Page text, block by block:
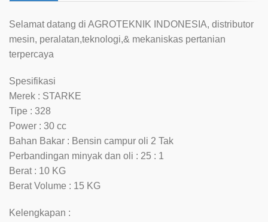
Selamat datang di AGROTEKNIK INDONESIA, distributor
mesin, peralatan,teknologi,& mekaniskas pertanian
terpercaya
Spesifikasi
Merek : STARKE
Tipe : 328
Power : 30 cc
Bahan Bakar : Bensin campur oli 2 Tak
Perbandingan minyak dan oli : 25 : 1
Berat : 10 KG
Berat Volume : 15 KG
Kelengkapan :